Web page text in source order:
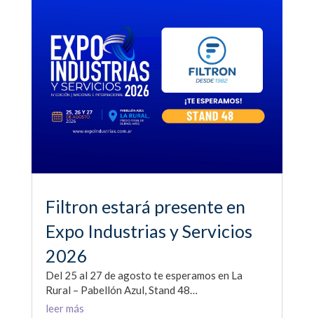
Filtron estará presente en
Expo Industrias y Servicios
2026
Del 25 al 27 de agosto te esperamos en La
Rural – Pabellón Azul, Stand 48…
leer más